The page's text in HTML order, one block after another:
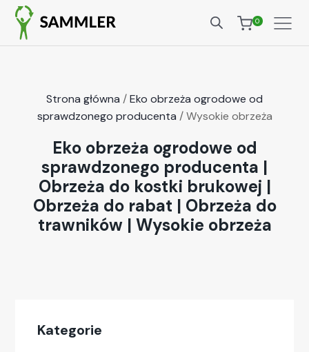
0
Strona główna /Eko obrzeża ogrodowe od
sprawdzonego producenta / Wysokie obrzeża
Eko obrzeża ogrodowe od
sprawdzonego producenta |
Obrzeża do kostki brukowej |
Obrzeża do rabat | Obrzeża do
trawników| Wysokie obrzeża
Kategorie